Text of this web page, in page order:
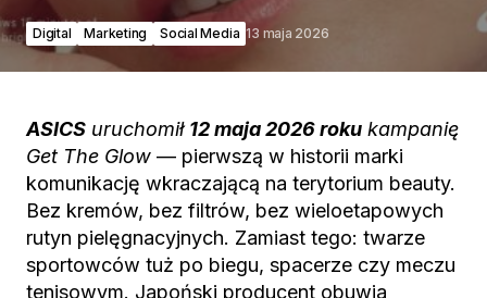
Digital Marketing Social Media 13 maja 2026
ASICS uruchomił12 maja 2026 roku kampanię
Get The Glow — pierwszą w historii marki
komunikację wkraczającą na terytorium beauty.
Bez kremów, bez filtrów, bez wieloetapowych
rutyn pielęgnacyjnych. Zamiast tego: twarze
sportowców tuż po biegu, spacerze czy meczu
tenisowym. Japoński producent obuwia